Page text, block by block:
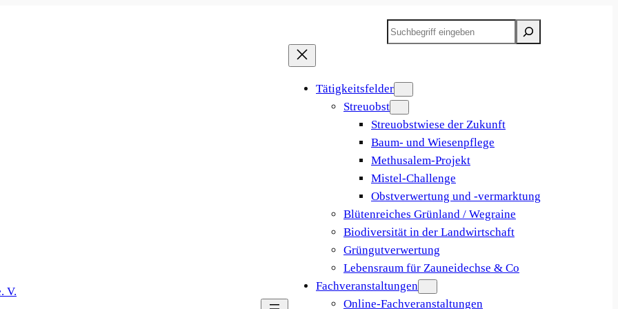
Suchleiste
Tätigkeitsfelder
Streuobst
Streuobstwiese der Zukunft
Baum- und Wiesenpflege
Methusalem-Projekt
Mistel-Challenge
Obstverwertung und -vermarktung
Blütenreiches Grünland / Wegraine
Biodiversität in der Landwirtschaft
Grüngutverwertung
Lebensraum für Zauneidechse & Co
Fachveranstaltungen
Online-Fachveranstaltungen